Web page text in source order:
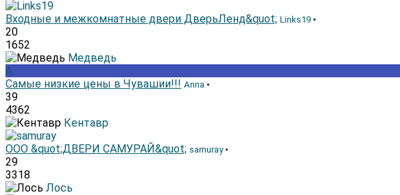
Входные и межкомнатные двери ДверьЛенд&quot; Links19 •
20
1652
Медведь
A
Самые низкие цены в Чувашии!!! Anna •
39
4362
Кентавр
ООО &quot;ДВЕРИ САМУРАЙ&quot; samuray•
29
3318
Лось